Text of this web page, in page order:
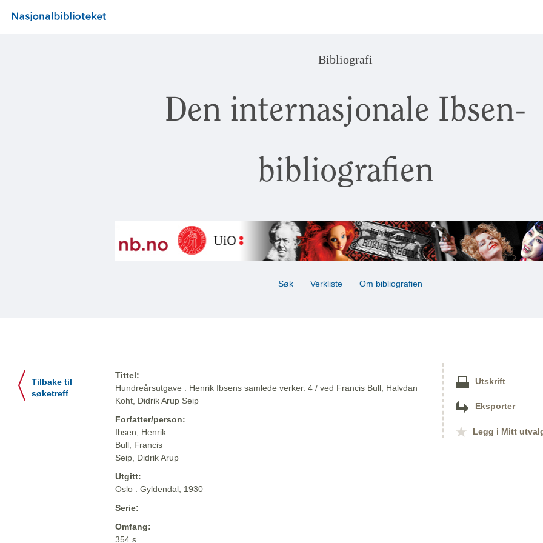
Bibliografi
Den internasjonale Ibsen-
bibliografien
Søk Verkliste Om bibliografien
Tilbake til
søketreff
Tittel:
Hundreårsutgave : Henrik Ibsens samlede verker. 4 / ved Francis Bull, Halvdan
Koht, Didrik Arup Seip
Forfatter/person:
Ibsen, Henrik
Bull, Francis
Seip, Didrik Arup
Utgitt:
Oslo : Gyldendal, 1930
Serie:
Omfang:
354 s.
Utskrift
Eksporter
Legg i Mitt